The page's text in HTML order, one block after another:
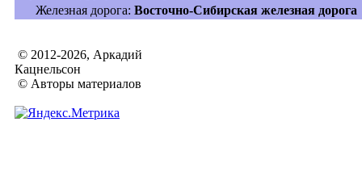
Железная дорога: Восточно-Сибирская железная дорога
© 2012-2026, Аркадий
Кацнельсон
© Авторы материалов